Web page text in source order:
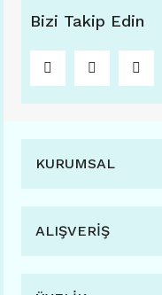
Bizi Takip Edin
KURUMSAL
ALIŞVERİŞ